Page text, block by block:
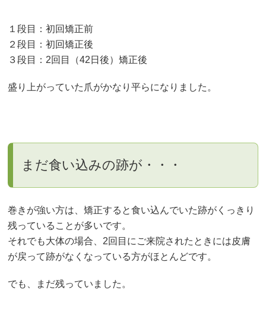
１段目：初回矯正前
２段目：初回矯正後
３段目：2回目（42日後）矯正後
盛り上がっていた爪がかなり平らになりました。
まだ食い込みの跡が・・・
巻きが強い方は、矯正すると食い込んでいた跡がくっきり
残っていることが多いです。
それでも大体の場合、2回目にご来院されたときには皮膚
が戻って跡がなくなっている方がほとんどです。
でも、まだ残っていました。